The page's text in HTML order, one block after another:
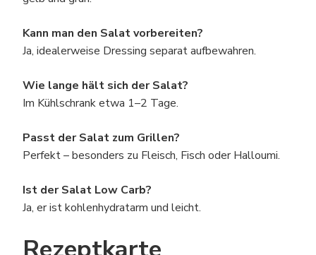
Kann man den Salat vorbereiten?
Ja, idealerweise Dressing separat aufbewahren.
Wie lange hält sich der Salat?
Im Kühlschrank etwa 1–2 Tage.
Passt der Salat zum Grillen?
Perfekt – besonders zu Fleisch, Fisch oder Halloumi.
Ist der Salat Low Carb?
Ja, er ist kohlenhydratarm und leicht.